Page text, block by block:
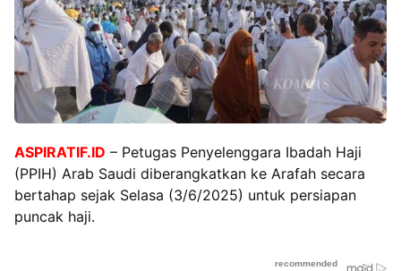
ASPIRATIF.ID – Petugas Penyelenggara Ibadah Haji
(PPIH) Arab Saudi diberangkatkan ke Arafah secara
bertahap sejak Selasa (3/6/2025) untuk persiapan
puncak haji.